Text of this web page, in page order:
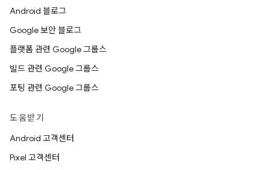
Android 블로그
Google 보안 블로그
플랫폼 관련 Google 그룹스
빌드 관련 Google 그룹스
포팅 관련 Google 그룹스
도움받기
Android 고객센터
Pixel 고객센터